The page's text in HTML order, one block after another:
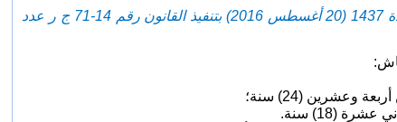
- ( غير وتمم بالمادة الأولى من الظهير الشريف رقم 109-16-1 صادر في 16 من ذي القعدة 1437 (20 أغسطس 2016) بتنفيذ القانون رقم 14-71 ج ر عدد
أربعة وعشرين (24) سنة؛
(18) سنة.